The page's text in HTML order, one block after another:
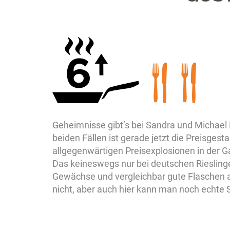
Geheimnisse gibt’s bei Sandra und
beiden Fällen ist gerade jetzt die
allgegenwärtigen Preisexplosionen in der
Das keineswegs nur bei deutschen
Gewächse und vergleichbar gute
nicht, aber auch hier kann man noch echte